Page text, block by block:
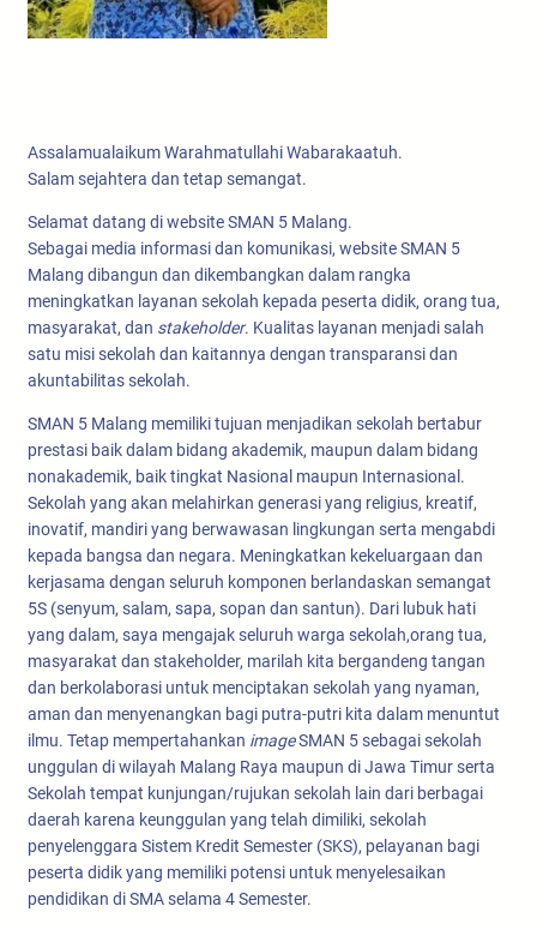
Assalamualaikum Warahmatullahi Wabarakaatuh.
Salam sejahtera dan tetap semangat.
Selamat datang di website SMAN 5 Malang.
Sebagai media informasi dan komunikasi, website SMAN 5
Malang dibangun dan dikembangkan dalam rangka
meningkatkan layanan sekolah kepada peserta didik, orang tua,
masyarakat, dan stakeholder. Kualitas layanan menjadi salah
satu misi sekolah dan kaitannya dengan transparansi dan
akuntabilitas sekolah.
SMAN 5 Malang memiliki tujuan menjadikan sekolah bertabur
prestasi baik dalam bidang akademik, maupun dalam bidang
nonakademik, baik tingkat Nasional maupun Internasional.
Sekolah yang akan melahirkan generasi yang religius, kreatif,
inovatif, mandiri yang berwawasan lingkungan serta mengabdi
kepada bangsa dan negara. Meningkatkan kekeluargaan dan
kerjasama dengan seluruh komponen berlandaskan semangat
5S (senyum, salam, sapa, sopan dan santun). Dari lubuk hati
yang dalam, saya mengajak seluruh warga sekolah,orang tua,
masyarakat dan stakeholder, marilah kita bergandeng tangan
dan berkolaborasi untuk menciptakan sekolah yang nyaman,
aman dan menyenangkan bagi putra-putri kita dalam menuntut
ilmu. Tetap mempertahankan imageSMAN 5 sebagai sekolah
unggulan di wilayah Malang Raya maupun di Jawa Timur serta
Sekolah tempat kunjungan/rujukan sekolah lain dari berbagai
daerah karena keunggulan yang telah dimiliki, sekolah
penyelenggara Sistem Kredit Semester (SKS), pelayanan bagi
peserta didik yang memiliki potensi untuk menyelesaikan
pendidikan di SMA selama 4 Semester.